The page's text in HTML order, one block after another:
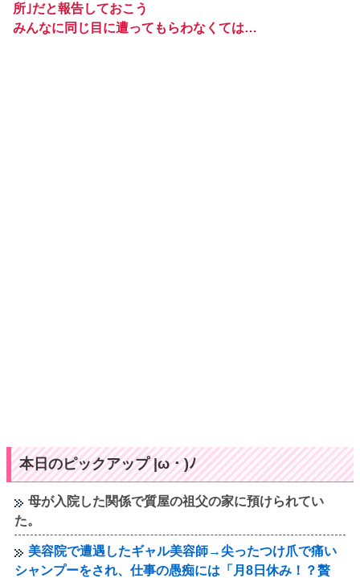
所｣だと報告しておこう
みんなに同じ目に遭ってもらわなくては…
本日のピックアップ |ω・)ﾉ
母が入院した関係で質屋の祖父の家に預けられてい
た。
美容院で遭遇したギャル美容師→尖ったつけ爪で痛い
シャンプーをされ、仕事の愚痴には「月8日休み！？贅